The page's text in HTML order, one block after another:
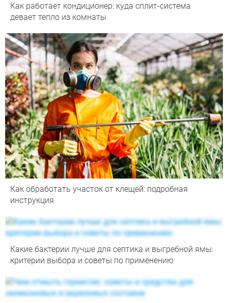
Как работает кондиционер: куда сплит-система
девает тепло из комнаты
Как обработать участок от клещей: подробная
инструкция
Какие бактерии лучше для септика и выгребной ямы:
критерии выбора и советы по применению